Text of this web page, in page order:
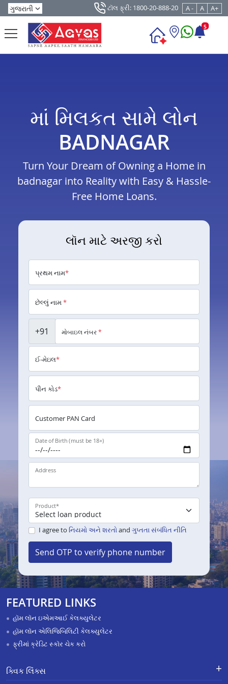
ટૉલ ફ્રી: 1800-20-888-20 A - A A+
5
માં મિલકત સામે લોન
BADNAGAR
Turn Your Dream of Owning a Home in
badnagar into Reality with Easy & Hassle-
Free Home Loans.
લૉન માટે અરજી કરો
પ્રથમ નામ*
છેલ્લું નામ*
+91 મોબાઇલ નંબર*
ઈ-મેઇલ*
પીન કોડ*
Customer PAN Card
Date of Birth (must be 18+)
Address
Product*
I agree to નિયમો અને શરતોand ગુપ્તતા સંબંધિત નીતિ
Send OTP to verify phone number
FEATURED LINKS
હૉમ લૉન ઇએમઆઈ કેલક્યુલેટર
હૉમ લૉન એલિજિબિલિટી કેલક્યુલેટર
ફ્રીમાં ક્રેડિટ સ્કૉર ચેક કરો
ક્વિક લિંક્સ